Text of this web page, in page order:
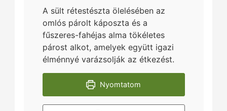
A sült rétestészta ölelésében az
omlós párolt káposzta és a
fűszeres-fahéjas alma tökéletes
párost alkot, amelyek együtt igazi
élménnyé varázsolják az étkezést.
Nyomtatom